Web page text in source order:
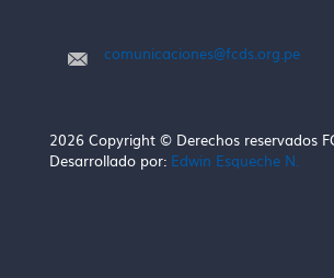
comunicaciones@fcds.org.pe
2026 Copyright © Derechos reservados
Desarrollado por: Edwin Esqueche N.